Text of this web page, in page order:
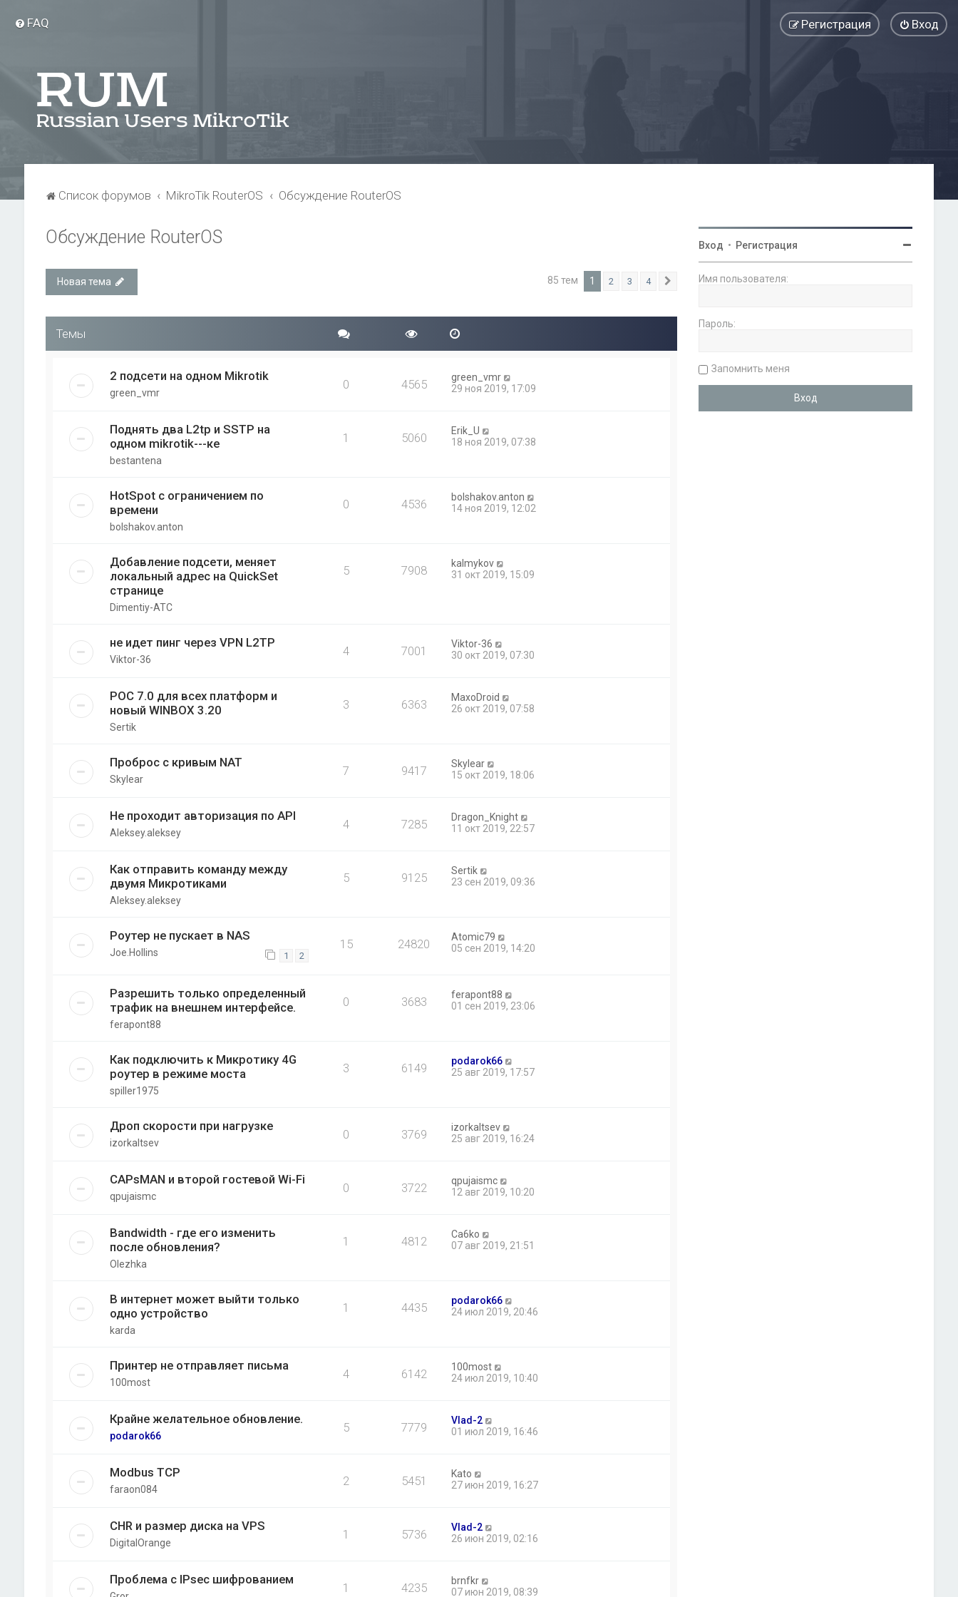
FAQ Вход
Регистрация
Список форумов MikroTik RouterOS Обсуждение RouterOS
Обсуждение RouterOS
Новая тема 85 тем 1 2 3 4 След.
Темы
2 подсети на одном Mikrotik
green_vmr
0 4565
green_vmr
29 ноя 2019, 17:09
Поднять два L2tp и SSTP на
одном mikrotik---ке
bestantena
1 5060
Erik_U
18 ноя 2019, 07:38
HotSpot с ограничением по
времени
bolshakov.anton
0 4536
bolshakov.anton
14 ноя 2019, 12:02
Добавление подсети, меняет
локальный адрес на QuickSet
странице
Dimentiy-ATC
5 7908
kalmykov
31 окт 2019, 15:09
не идет пинг через VPN L2TP
Viktor-36
4 7001
Viktor-36
30 окт 2019, 07:30
РОС 7.0 для всех платформ и
новый WINBOX 3.20
Sertik
3 6363
MaxoDroid
26 окт 2019, 07:58
Проброс с кривым NAT
Skylear
7 9417
Skylear
15 окт 2019, 18:06
Не проходит авторизация по API
Aleksey.aleksey
4 7285
Dragon_Knight
11 окт 2019, 22:57
Как отправить команду между
двумя Микротиками
Aleksey.aleksey
5 9125
Sertik
23 сен 2019, 09:36
Роутер не пускает в NAS
Joe.Hollins 1 2
15 24820
Atomic79
05 сен 2019, 14:20
Разрешить только определенный
трафик на внешнем интерфейсе.
ferapont88
0 3683
ferapont88
01 сен 2019, 23:06
Как подключить к Микротику 4G
роутер в режиме моста
spiller1975
3 6149
podarok66
25 авг 2019, 17:57
Дроп скорости при нагрузке
izorkaltsev
0 3769
izorkaltsev
25 авг 2019, 16:24
CAPsMAN и второй гостевой Wi-Fi
qpujaismc
0 3722
qpujaismc
12 авг 2019, 10:20
Bandwidth - где его изменить
после обновления?
Olezhka
1 4812
Ca6ko
07 авг 2019, 21:51
В интернет может выйти только
одно устройство
karda
1 4435
podarok66
24 июл 2019, 20:46
Принтер не отправляет письма
100most
4 6142
100most
24 июл 2019, 10:40
Крайне желательное обновление.
podarok66
5 7779
Vlad-2
01 июл 2019, 16:46
Modbus TCP
faraon084
2 5451
Kato
27 июн 2019, 16:27
CHR и размер диска на VPS
DigitalOrange
1 5736
Vlad-2
26 июн 2019, 02:16
Проблема с IPsec шифрованием
1 4235
brnfkr
07 июн 2019, 08:39
Вход • Регистрация
Имя пользователя:
Пароль:
Запомнить меня